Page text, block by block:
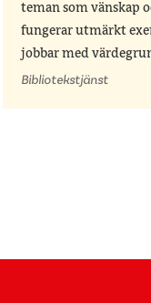
teman som vänskap
fungerar utmärkt
jobbar med
Bibliotekstjänst